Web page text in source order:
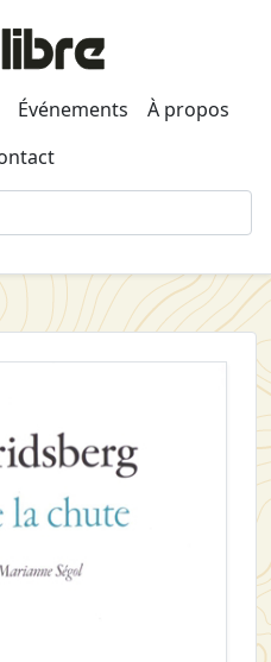
Événements
À propos